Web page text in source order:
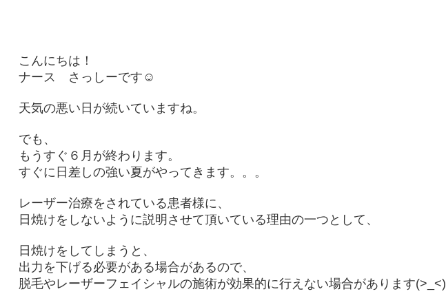
こんにちは！
ナース さっしーです☺
天気の悪い日が続いていますね。
でも、
もうすぐ６月が終わります。
すぐに日差しの強い夏がやってきます。。。
レーザー治療をされている患者様に、
日焼けをしないように説明させて頂いている理由の一つとして、
日焼けをしてしまうと、
出力を下げる必要がある場合があるので、
脱毛やレーザーフェイシャルの施術が効果的に行えない場合があります(>_<)